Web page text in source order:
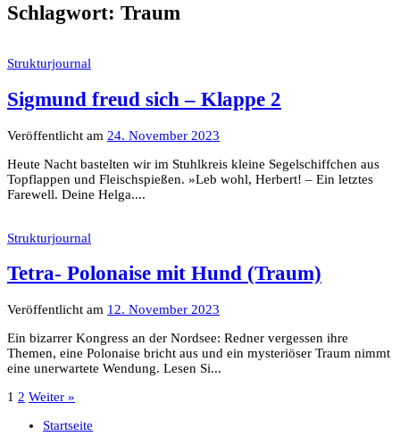
Schlagwort: Traum
Strukturjournal
Sigmund freud sich – Klappe 2
Veröffentlicht am 24. November 2023
Heute Nacht bastelten wir im Stuhlkreis kleine Segelschiffchen aus
Topflappen und Fleischspießen. »Leb wohl, Herbert! – Ein letztes
Farewell. Deine Helga....
Strukturjournal
Tetra- Polonaise mit Hund (Traum)
Veröffentlicht am 12. November 2023
Ein bizarrer Kongress an der Nordsee: Redner vergessen ihre
Themen, eine Polonaise bricht aus und ein mysteriöser Traum nimmt
eine unerwartete Wendung. Lesen Si...
Seitennummerierung
der
1 2 Weiter »
Startseite